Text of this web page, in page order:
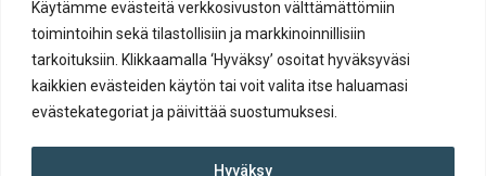
Käytämme evästeitä verkkosivuston välttämättömiin
toimintoihin sekä tilastollisiin ja markkinoinnillisiin
tarkoituksiin. Klikkaamalla ‘Hyväksy’ osoitat hyväksyväsi
kaikkien evästeiden käytön tai voit valita itse haluamasi
evästekategoriat ja päivittää suostumuksesi.
Hyväksy